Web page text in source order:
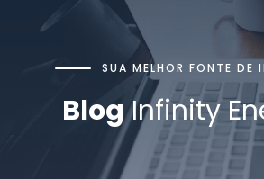
SUA MELHOR FONTE DE
BlogInfinity